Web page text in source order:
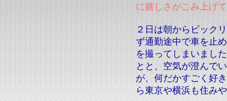
に嬉しさがこみ上げ
２日は朝からビック
ず通勤途中で車を止
を撮ってしまいまし
とと、空気が澄んで
が、何だかすごく好
ら東京や横浜も住み